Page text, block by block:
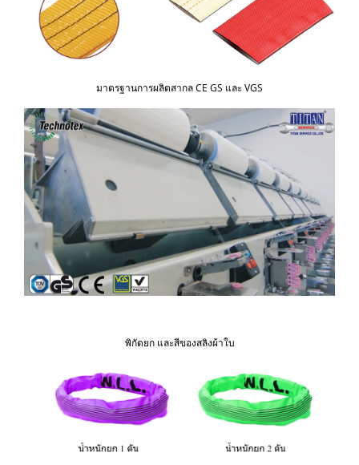
มาตรฐานการผลิตสากล CE GS และ VGS
พิกัดยก และสีของสลิงผ้าใบ